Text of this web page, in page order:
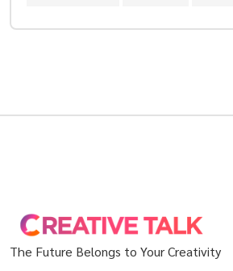
The Future Belongs to Your Creativity